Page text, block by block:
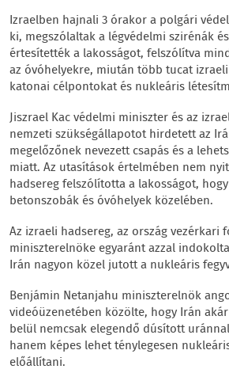
Izraelben hajnali 3 órakor a polgári
ki, megszólaltak a légvédelmi szirénák
értesítették a lakosságot, felszólítva
az óvóhelyekre, miután több tucat
katonai célpontokat és nukleáris
Jiszrael Kac védelmi miniszter és az
nemzeti szükségállapotot hirdetett az
megelőzőnek nevezett csapás és a
miatt. Az utasítások értelmében nem
hadsereg felszólította a lakosságot,
betonszobák és óvóhelyek közelében.
Az izraeli hadsereg, az ország vezérkari
miniszterelnöke egyaránt azzal
Irán nagyon közel jutott a nukleáris
Benjámin Netanjahu miniszterelnök
videóüzenetében közölte, hogy Irán
belül nemcsak elegendő dúsított
hanem képes lehet ténylegesen
előállítani.